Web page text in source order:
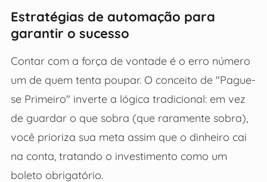
Estratégias de automação para
garantir o sucesso
Contar com a força de vontade é o erro número
um de quem tenta poupar. O conceito de "Pague-
se Primeiro" inverte a lógica tradicional: em vez
de guardar o que sobra (que raramente sobra),
você prioriza sua meta assim que o dinheiro cai
na conta, tratando o investimento como um
boleto obrigatório.